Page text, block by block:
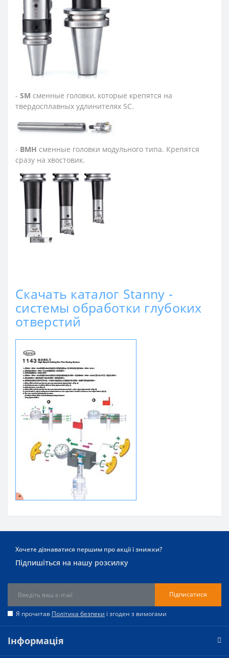
- SM сменные головки, которые крепятся на
твердосплавных удлинителях SC.
- BMH сменные головки модульного типа. Крепятся
сразу на хвостовик.
Скачать каталог Stanny -
системы обработки глубоких
отверстий
Хочете дізнаватися першим про акції і знижки?
Підпишіться на нашу розсилку
Підписатися
Я прочитав Політика безпеки і згоден з вимогами
Інформація